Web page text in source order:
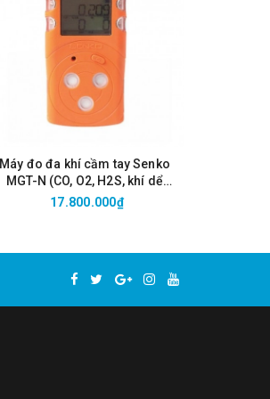
Máy đo đa khí cầm tay Senko
MGT-N (CO, O2, H2S, khí dể
cháy)
17.800.000₫